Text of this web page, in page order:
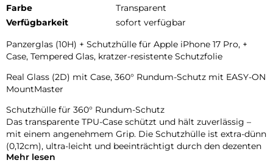
Farbe
Transparent
Verfügbarkeit
sofort verfügbar
Panzerglas (10H) + Schutzhülle für Apple iPhone 17 Pro, +
Case, Tempered Glas, kratzer-resistente Schutzfolie
Real Glass (2D) mit Case, 360° Rundum-Schutz mit EASY-ON
MountMaster
Schutzhülle für 360° Rundum-Schutz
Das transparente TPU-Case schützt und hält zuverlässig –
mit einem angenehmem Grip. Die Schutzhülle ist extra-dünn
(0,12cm), ultra-leicht und beeinträchtigt durch den dezenten
Look die Haptik und Optik Ihres Smartphones nur
Mehr lesen